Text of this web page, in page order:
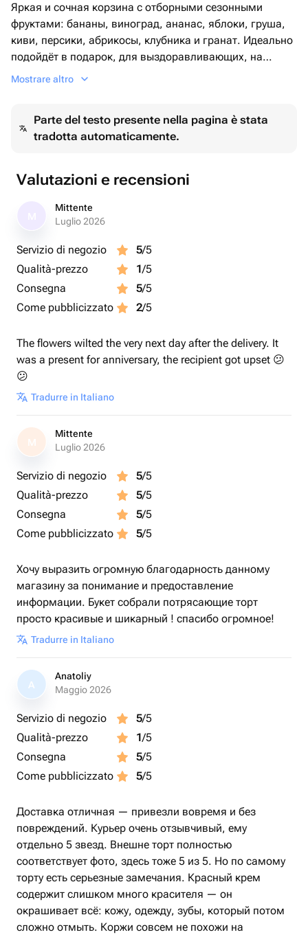
Виноград белый груздь - 1 pz
Яркая и сочная корзина с отборными сезонными
фруктами: бананы, виноград, ананас, яблоки, груша,
киви, персики, абрикосы, клубника и гранат. Идеально
подойдёт в подарок, для выздоравливающих, на
праздник или просто как вкусный сюрприз для
📦 Быстрая доставка по Еревану
🎁 Возможность добавить открытку с пожеланием
Закажите прямо сейчас и подарите радость и заботу!
фруктовая корзина, доставка фруктов Ереван, свежие
доставка по Еревану, фруктовый подарок, ананас,
виноград, бананы, клубника.
Mostrare altro
Parte del testo presente nella pagina è stata
tradotta automaticamente.
Valutazioni e recensioni
Mittente
Luglio 2026
Servizio di negozio 5/5
Qualità-prezzo
1/5
Consegna
5/5
Come pubblicizzato
2/5
The flowers wilted the very next day after the delivery. It
was a present for anniversary, the recipient got upset 😕
😕
Tradurre in Italiano
M
Mittente
Luglio 2026
Servizio di negozio 5/5
Qualità-prezzo
5/5
Consegna
5/5
Come pubblicizzato
5/5
Хочу выразить огромную благодарность данному
магазину за понимание и предоставление
информации. Букет собрали потрясающие торт
просто красивые и шикарный ! спасибо огромное!
Tradurre in Italiano
A
Anatoliy
Maggio 2026
Servizio di negozio 5/5
Qualità-prezzo
1/5
Consegna
5/5
Come pubblicizzato
5/5
Доставка отличная — привезли вовремя и без
повреждений. Курьер очень отзывчивый, ему
отдельно 5 звезд. Внешне торт полностью
соответствует фото, здесь тоже 5 из 5. Но по самому
торту есть серьезные замечания. Красный крем
содержит слишком много красителя — он
окрашивает всё: кожу, одежду, зубы, который потом
сложно отмыть. Коржи совсем не похожи на